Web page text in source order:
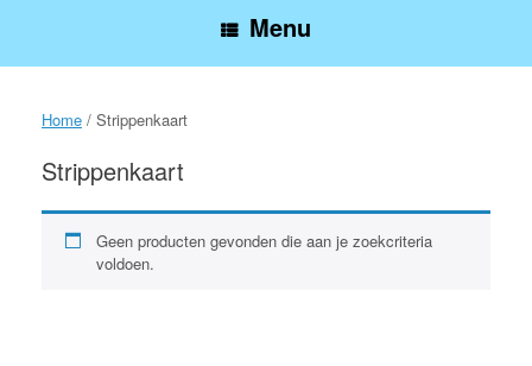
Menu
Home / Strippenkaart
Strippenkaart
Geen producten gevonden die aan je zoekcriteria
voldoen.